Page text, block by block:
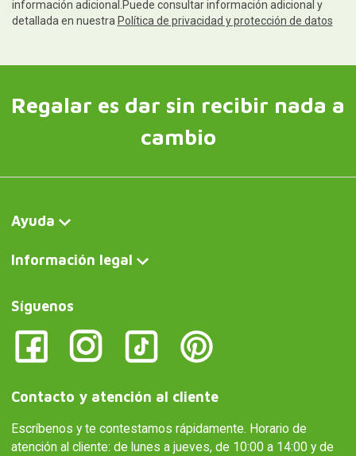
información adicional.Puede consultar información adicional y
detallada en nuestra Política de privacidad y protección de datos
Regalar es dar sin recibir nada a
cambio
Ayuda
Información legal
Síguenos
Contacto y atención al cliente
Escríbenos y te contestamos rápidamente. Horario de
atención al cliente: de lunes a jueves, de 10:00 a 14:00 y de